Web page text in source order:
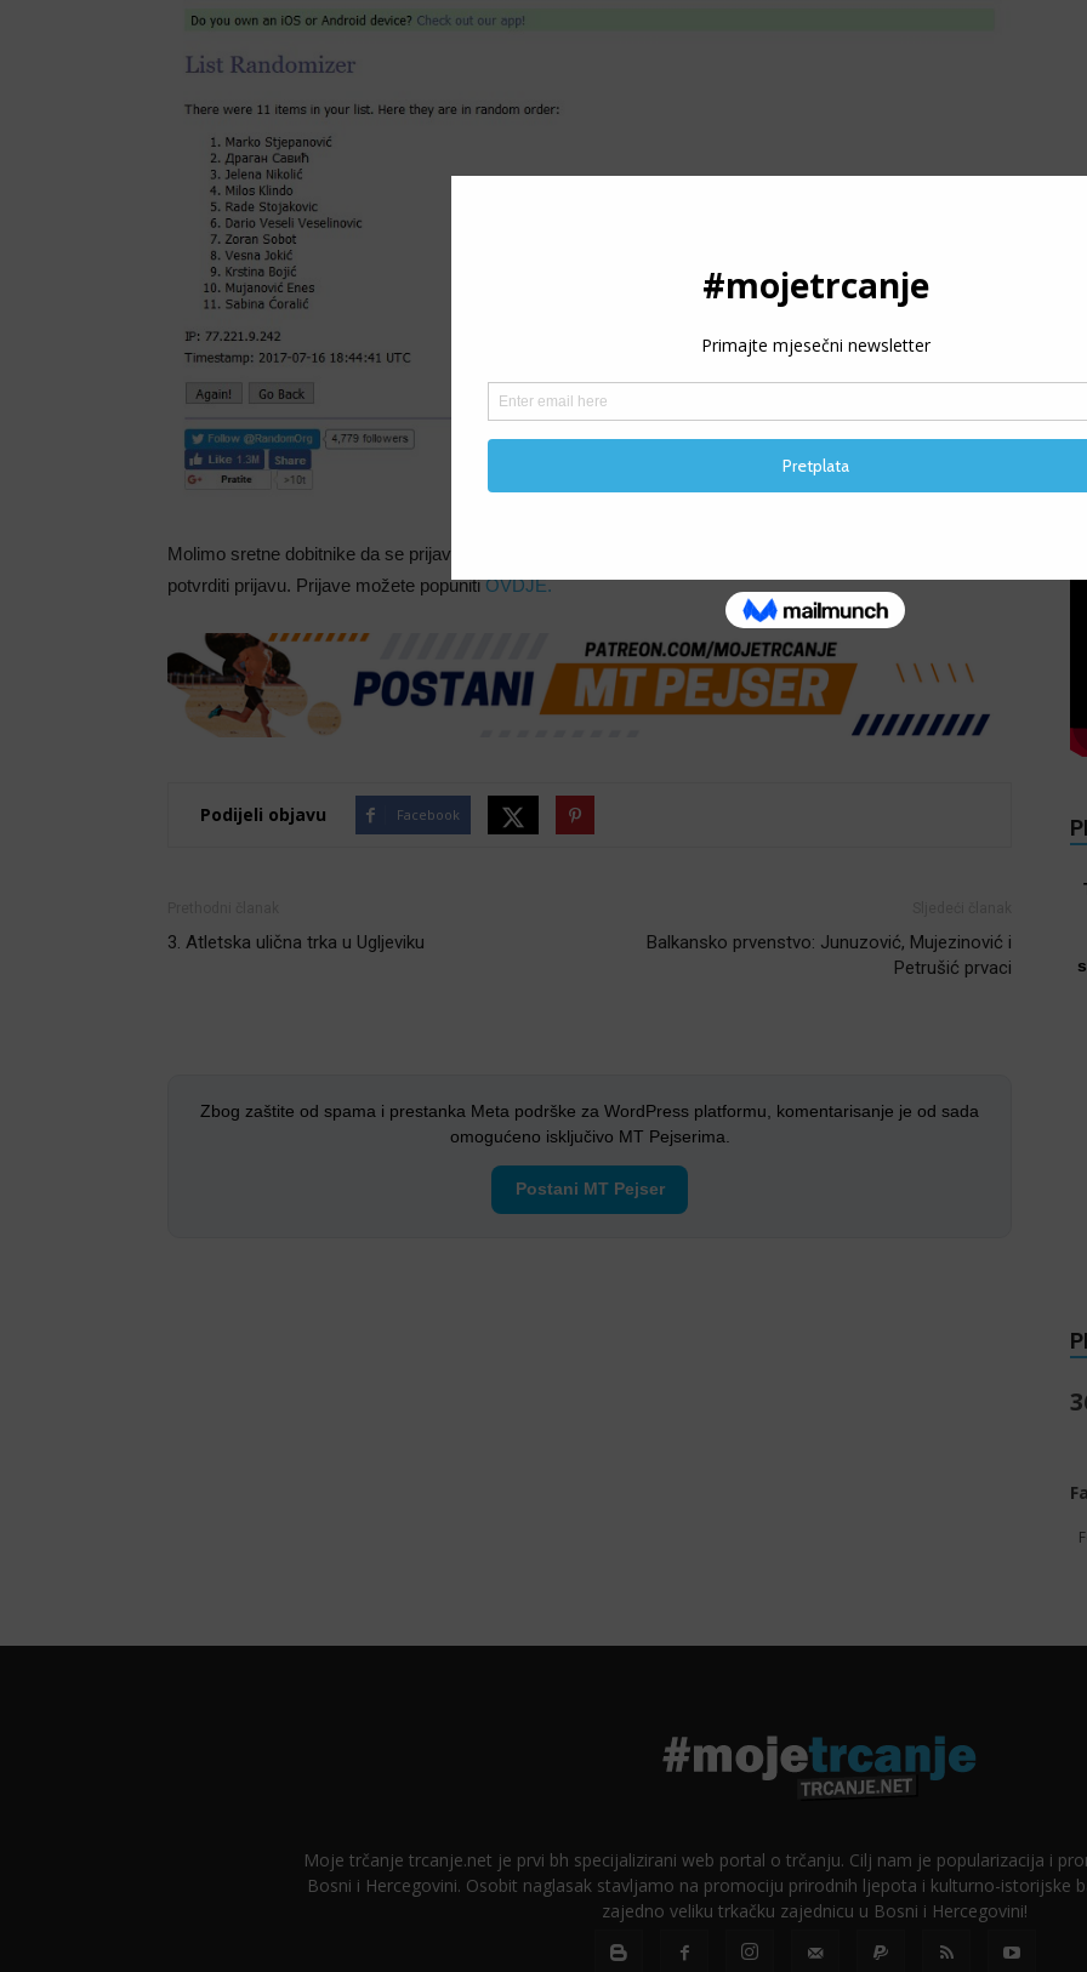
Molimo sretne dobitnike da se prijave, ukoliko nisu, za 2. Polumaraton Kozarska Dubica, a organizator će
potvrditi prijavu. Prijave možete popunitiOVDJE.
Podijeli objavu Facebook
3. Atletska ulična trka u Ugljeviku
Balkansko prvenstvo: Junuzović, Mujezinović i
Petrušić prvaci
Zbog zaštite od spama i prestanka Meta podrške za WordPress platformu, komentarisanje je od sada
omogućeno isključivo MT Pejserima.
Postani MT Pejser
Moje trčanje trcanje.net je prvi bh specijalizirani web portal o trčanju. Cilj nam je popularizacija i
Bosni i Hercegovini. Osobit naglasak stavljamo na promociju prirodnih ljepota i kulturno-istorijske
zajedno veliku trkačku zajednicu u Bosni i Hercegovini!